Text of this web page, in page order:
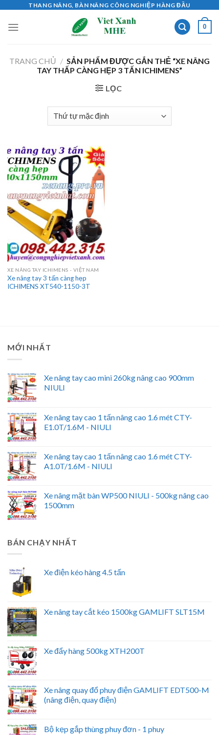
content
THANG NÂNG, BÀN NÂNG CÔNG NGHIỆP HÀNG ĐẦU
0
TRANG CHỦ / SẢN PHẨM ĐƯỢC GẮN THẺ “XE NÂNG
TAY THẤP CÀNG HẸP 3 TẤN ICHIMENS”
LỌC
XE NÂNG TAY ICHIMENS - VIỆT NAM
Xe nâng tay 3 tấn càng hẹp
ICHIMENS XT540-1150-3T
MỚI NHẤT
Xe nâng tay cao mini 260kg nâng cao 900mm
NIULI
Xe nâng tay cao 1 tấn nâng cao 1.6 mét CTY-
E1.0T/1.6M - NIULI
Xe nâng tay cao 1 tấn nâng cao 1.6 mét CTY-
A1.0T/1.6M - NIULI
Xe nâng mặt bàn WP500 NIULI - 500kg nâng cao
1500mm
BÁN CHẠY NHẤT
Xe điện kéo hàng 4.5 tấn
Xe nâng tay cắt kéo 1500kg GAMLIFT SLT15M
Xe đẩy hàng 500kg XTH200T
Xe nâng quay đổ phuy điện GAMLIFT EDT500-M
(nâng điện, quay điện)
Bộ kẹp gắp thùng phuy đơn - 1 phuy